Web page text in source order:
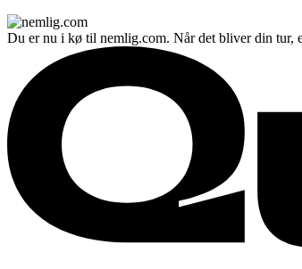
Du er nu i kø til nemlig.com. Når det bliver din tur,